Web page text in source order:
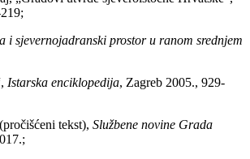
i sjevernojadranski prostor u ranom srednjem
Istarska enciklopedija, Zagreb 2005., 929-
tekst), Službene novine Grada